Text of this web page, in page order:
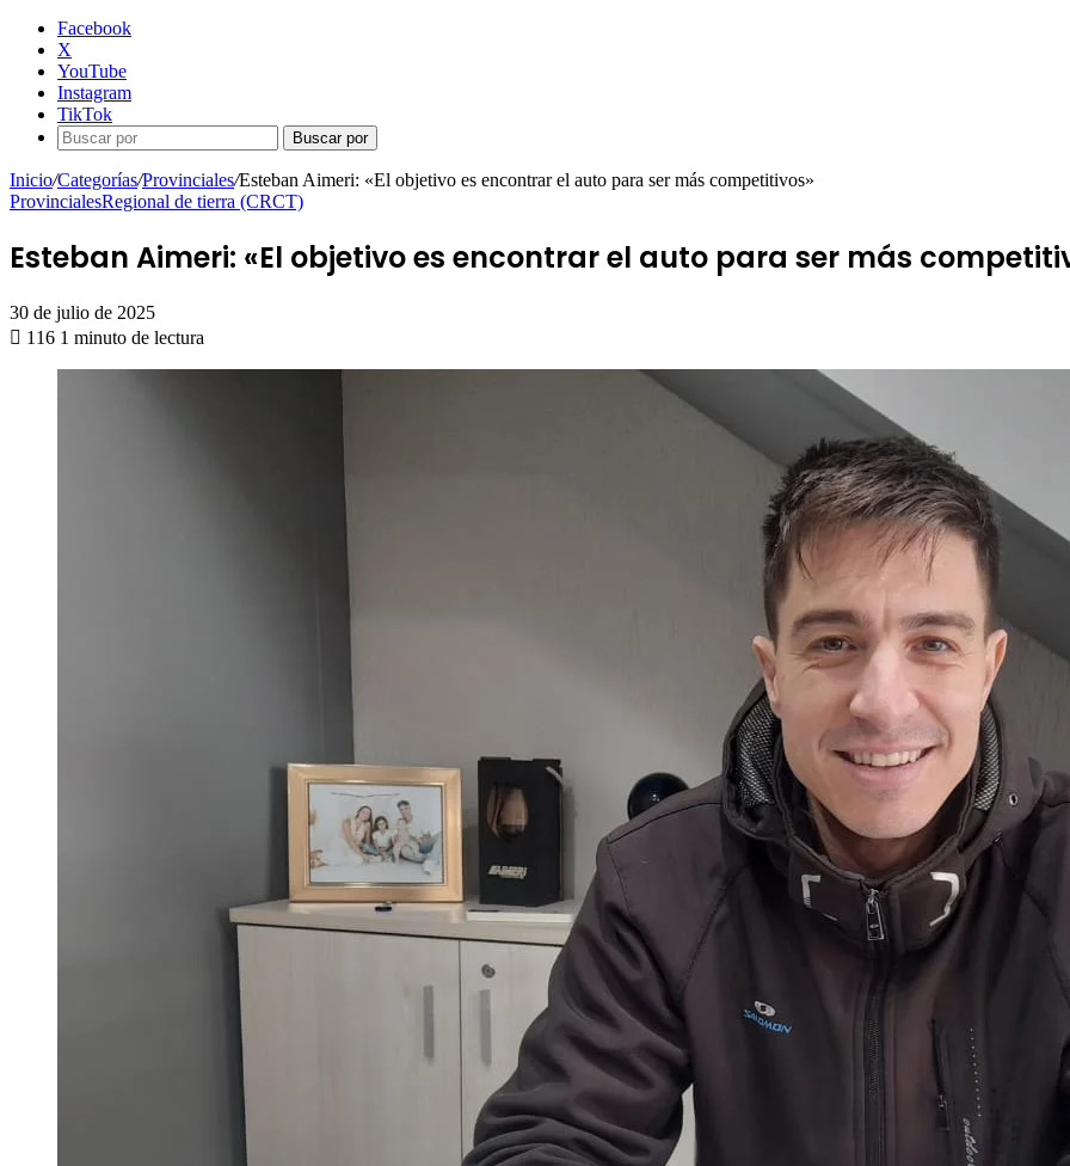
Facebook
X
YouTube
Instagram
TikTok
Buscar por
Inicio/Categorías/Provinciales/Esteban Aimeri: «El objetivo es encontrar el auto para ser más competitivos»
ProvincialesRegional de tierra (CRCT)
Esteban Aimeri: «El objetivo es encontrar el auto para ser más
30 de julio de 2025
116 1 minuto de lectura